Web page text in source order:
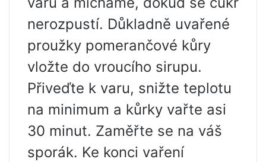
nerozpustí. Důkladně uvařené
proužky pomerančové kůry
vložte do vroucího sirupu.
Přiveďte k varu, snižte teplotu
na minimum a kůrky vařte asi
30 minut. Zaměřte se na váš
sporák. Ke konci vaření